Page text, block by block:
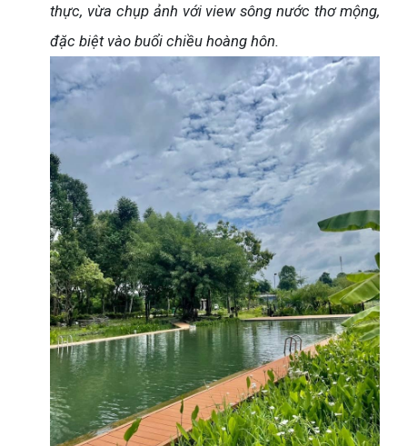
thực, vừa chụp ảnh với view sông nước thơ mộng,
đặc biệt vào buổi chiều hoàng hôn.